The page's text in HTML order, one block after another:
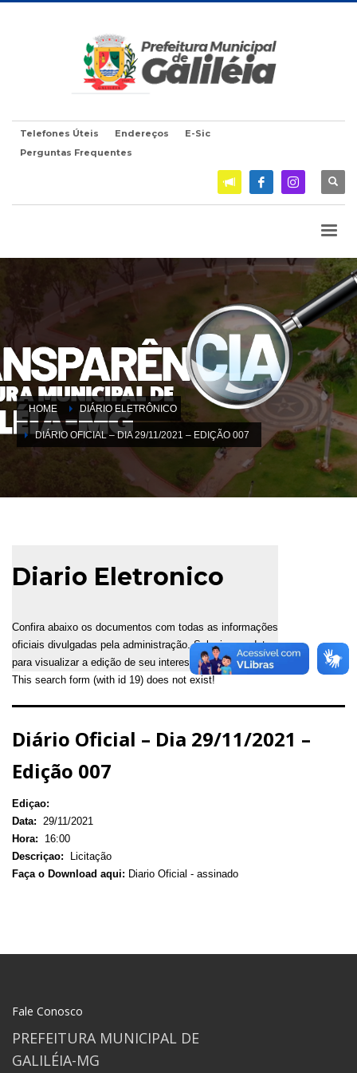
Telefones Úteis Endereços
E-Sic
Perguntas Frequentes
HOME DIÁRIO ELETRÔNICO
DIÁRIO OFICIAL – DIA 29/11/2021 – EDIÇÃO 007
Diario Eletronico
Confira abaixo os documentos com todas as informações
oficiais divulgadas pela administração. Selecione a data
para visualizar a edição de seu interesse.
This search form (with id 19) does not exist!
Diário Oficial – Dia 29/11/2021 –
Edição 007
Ediçao:
Data:
29/11/2021
Hora:
16:00
Descriçao:
Licitação
Faça o Download aqui: Diario Oficial - assinado
Fale Conosco
PREFEITURA MUNICIPAL DE
GALILÉIA-MG